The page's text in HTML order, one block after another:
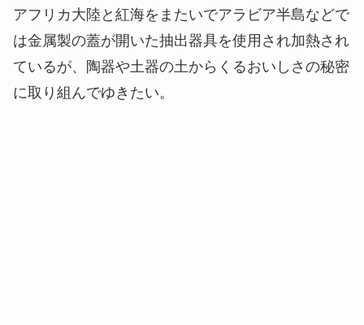
アフリカ大陸と紅海をまたいでアラビア半島などで
は金属製の蓋が開いた抽出器具を使用され加熱され
ているが、陶器や土器の土からくるおいしさの秘密
に取り組んでゆきたい。